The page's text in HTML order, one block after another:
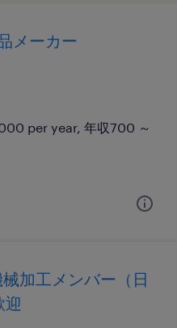
メーカー
per year, 年収700 ～
械加工メンバー（日